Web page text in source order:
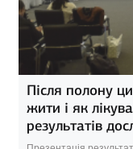
Після полону
жити і як
результатів